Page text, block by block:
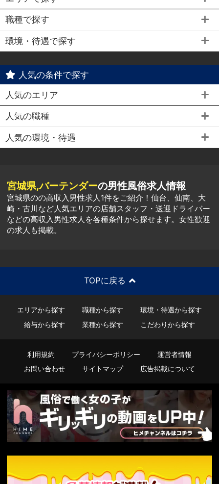
職種で探す
環境・待遇で探す
人気の条件で探す
人気のエリア
人気の職種
人気の環境・待遇
宮城県,バーテンダーの男性風俗求人情報
宮城県のの高収入男性求人1件をご紹介！仙台、仙南、大
崎・古川など人気エリアの店舗スタッフ・送迎ドライバー
などの高収入男性求人を各種条件から探せます。女性歓迎
の求人も掲載。
TOPに戻る
エリアから探す 職種から探す
環境・待遇から探す
給与から探す
業種から探す こだわりから探す
利用規約 プライバシーポリシー
運営者情報
お問い合わせ
サイトマップ 広告掲載について